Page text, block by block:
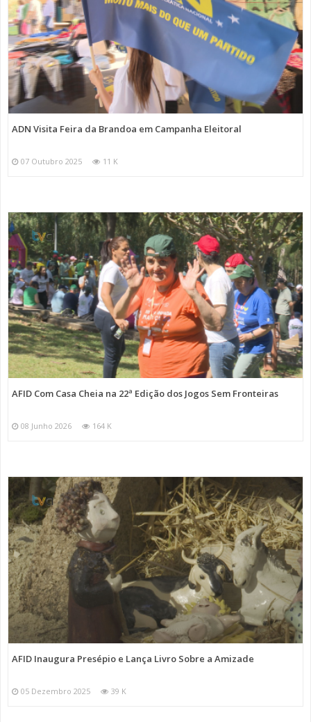
ADN Visita Feira da Brandoa em Campanha Eleitoral
07 Outubro 2025 11 K
AFID Com Casa Cheia na 22ª Edição dos Jogos Sem Fronteiras
08 Junho 2026 164 K
AFID Inaugura Presépio e Lança Livro Sobre a Amizade
05 Dezembro 2025 39 K